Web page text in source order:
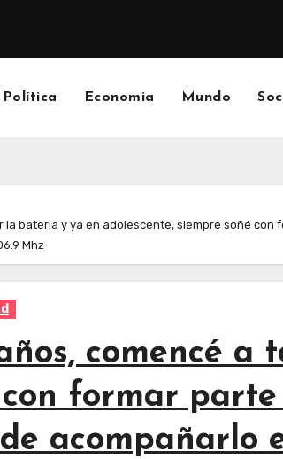
Política Economia Mundo
la bateria y ya en adolescente, siempre soñé
Mhz
comencé
formar
acompañarlo